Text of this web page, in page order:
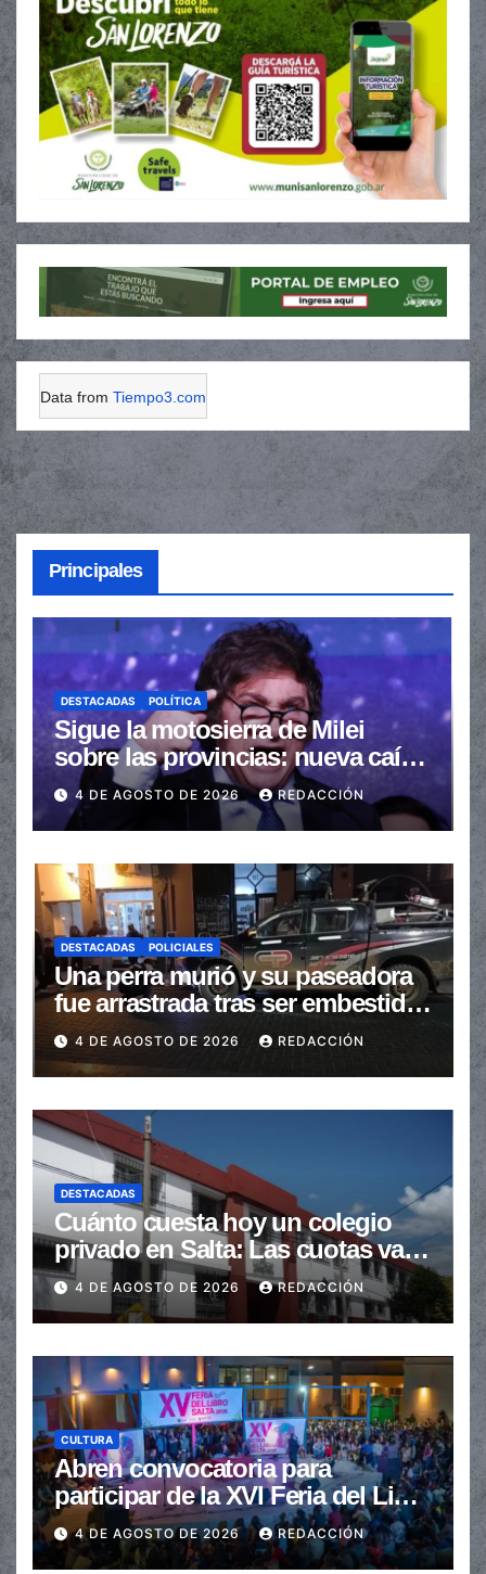
Data from Tiempo3.com
Principales
DESTACADAS POLÍTICA
Sigue la motosierra de Milei
sobre las provincias: nueva caída
de las transferencias no
automáticas
4 DE AGOSTO DE 2026 REDACCIÓN
DESTACADAS POLICIALES
Una perra murió y su paseadora
fue arrastrada tras ser embestidas
en la senda peatonal
4 DE AGOSTO DE 2026 REDACCIÓN
DESTACADAS
Cuánto cuesta hoy un colegio
privado en Salta: Las cuotas van
de $110.000 a más de $600.000
4 DE AGOSTO DE 2026 REDACCIÓN
CULTURA
Abren convocatoria para
participar de la XVI Feria del Libro
de Salta
4 DE AGOSTO DE 2026 REDACCIÓN